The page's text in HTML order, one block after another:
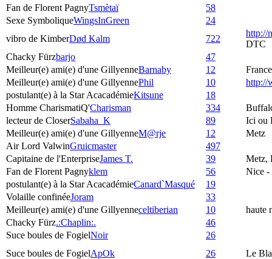
Fan de Florent PagnyTsmètaï
58
Sexe SymboliqueWingsInGreen
24
vibro de KimberDød Kalm 722
http://
DTC
Chacky Fürzbarjo
47
Meilleur(e) ami(e) d'une GillyenneBarnaby 12
France
Meilleur(e) ami(e) d'une GillyennePhil 10
http://
postulant(e) à la Star AcacadémieKitsune
18
Homme CharismatiQ'Charisman 334
lecteur de CloserSabaha_K 89
Ici ou
Meilleur(e) ami(e) d'une GillyenneM@rje 12
Metz
Air Lord ValwinGruicmaster
497
Capitaine de l'EnterpriseJames T. 39
Metz,
Fan de Florent Pagnyklem 56
Nice -
postulant(e) à la Star AcacadémieCanard`Masqué
19
Volaille confinéeJoram
33
Meilleur(e) ami(e) d'une Gillyenneceltiberian 10
haute
Chacky Fürz.:Chaplin:.
46
Suce boules de FogielNoir
26
Suce boules de FogielApOk 26 Le